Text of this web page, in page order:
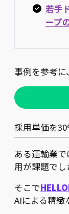
若手
ープ
事例を参考に
採用単価を
ある運輸業
用が課題でし
そこで
AIによる精緻